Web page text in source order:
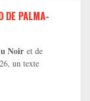
DE PALMA-
Noir et de
un texte